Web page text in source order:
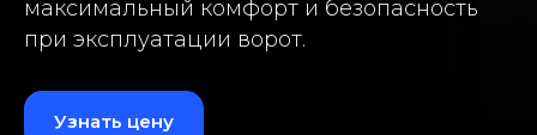
максимальный комфорт и безопасность
при эксплуатации ворот.
Узнать цену